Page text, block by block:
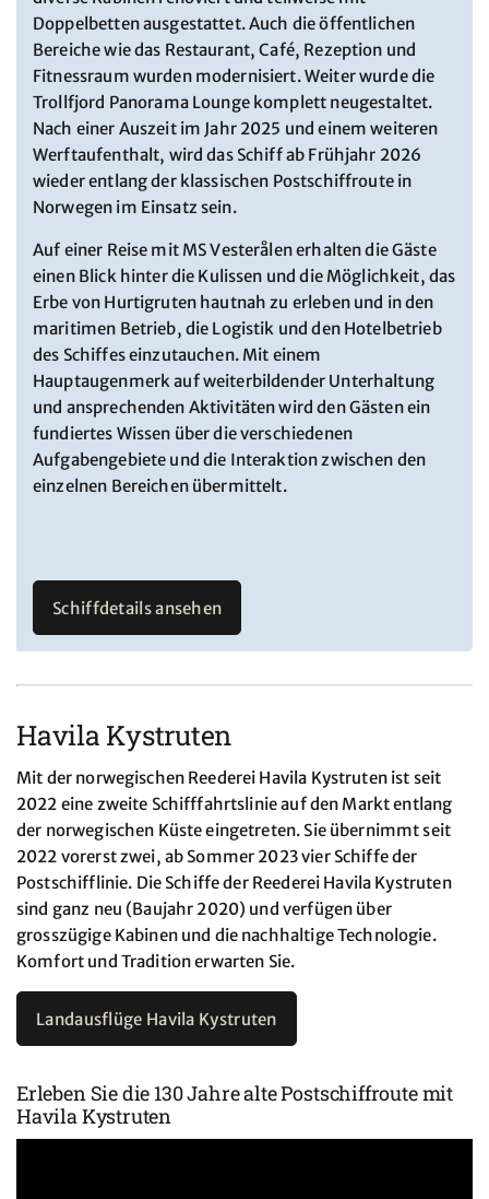
Doppelbetten ausgestattet. Auch die öffentlichen
Bereiche wie das Restaurant, Café, Rezeption und
Fitnessraum wurden modernisiert. Weiter wurde die
Trollfjord Panorama Lounge komplett neugestaltet.
Nach einer Auszeit im Jahr 2025 und einem weiteren
Werftaufenthalt, wird das Schiff ab Frühjahr 2026
wieder entlang der klassischen Postschiffroute in
Norwegen im Einsatz sein.
Auf einer Reise mit MS Vesterålen erhalten die Gäste
einen Blick hinter die Kulissen und die Möglichkeit, das
Erbe von Hurtigruten hautnah zu erleben und in den
maritimen Betrieb, die Logistik und den Hotelbetrieb
des Schiffes einzutauchen. Mit einem
Hauptaugenmerk auf weiterbildender Unterhaltung
und ansprechenden Aktivitäten wird den Gästen ein
fundiertes Wissen über die verschiedenen
Aufgabengebiete und die Interaktion zwischen den
einzelnen Bereichen übermittelt.
Schiffdetails ansehen
Havila Kystruten
Mit der norwegischen Reederei Havila Kystruten ist seit
2022 eine zweite Schifffahrtslinie auf den Markt entlang
der norwegischen Küste eingetreten. Sie übernimmt seit
2022 vorerst zwei, ab Sommer 2023 vier Schiffe der
Postschifflinie. Die Schiffe der Reederei Havila Kystruten
sind ganz neu (Baujahr 2020) und verfügen über
grosszügige Kabinen und die nachhaltige Technologie.
Komfort und Tradition erwarten Sie.
Landausflüge Havila Kystruten
Erleben Sie die 130 Jahre alte Postschiffroute mit
Havila Kystruten